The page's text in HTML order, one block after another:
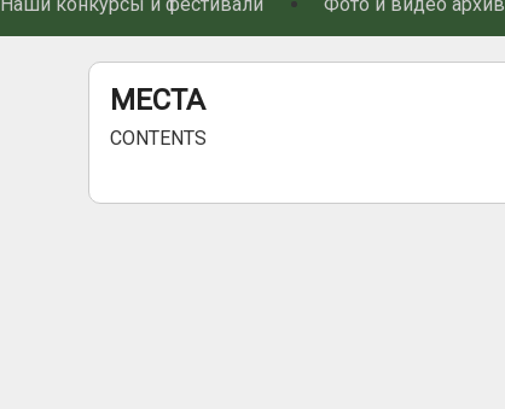
МЕСТА
CONTENTS